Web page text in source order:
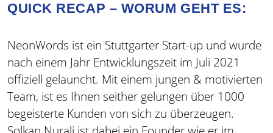
QUICK RECAP – WORUM GEHT ES:
NeonWords ist ein Stuttgarter Start-up und wurde
nach einem Jahr Entwicklungszeit im Juli 2021
offiziell gelauncht. Mit einem jungen & motivierten
Team, ist es Ihnen seither gelungen über 1000
begeisterte Kunden von sich zu überzeugen.